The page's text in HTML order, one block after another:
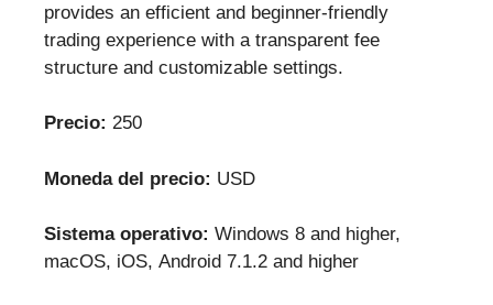
provides an efficient and beginner-friendly
trading experience with a transparent fee
structure and customizable settings.
Precio: 250
Moneda del precio: USD
Sistema operativo: Windows 8 and higher,
macOS, iOS, Android 7.1.2 and higher